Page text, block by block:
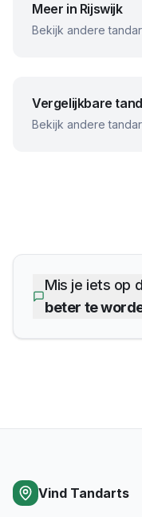
Meer in Rijswijk
Bekijk andere
Vergelijkbare
Bekijk andere
Mis je iets op
beter te
Vind Tandarts